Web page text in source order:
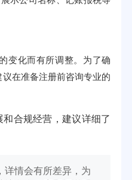
变化而有所调整。为了确
在准备注册前咨询专业的
合规经营，建议详细了
详情会有所差异，为